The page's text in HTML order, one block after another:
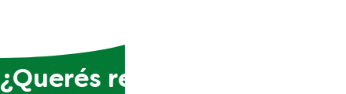
¿Querés recibir recetas